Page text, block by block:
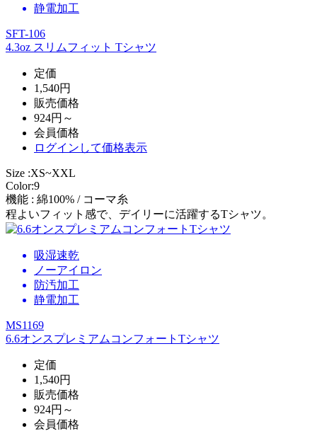
静電加工
SFT-106
4.3oz スリムフィット Tシャツ
定価
1,540円
販売価格
924円～
会員価格
ログイン して価格表示
Size :XS~XXL
Color:9
機能 : 綿100% / コーマ糸
程よいフィット感で、デイリーに活躍するTシャツ。
吸湿速乾
ノーアイロン
防汚加工
静電加工
MS1169
6.6オンスプレミアムコンフォートTシャツ
定価
1,540円
販売価格
924円～
会員価格